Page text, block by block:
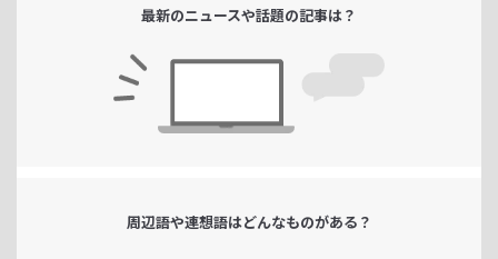
最新のニュースや話題の記事は？
周辺語や連想語はどんなものがある？